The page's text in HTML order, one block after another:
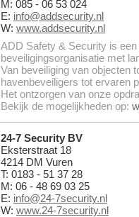
M: 085 - 06 53 024
E: info@addsecurity.nl
W: www.addsecurity.nl
ADD Safety & Security is
beveiligingsorganisatie met
Van beveiliging van objecten
havenbeveiligers tot ervaren
Het ontzorgen van onze
Bekijk de mogelijkheden op:
24-7 Security BV
Eksterstraat 18
4214 DM Vuren
T: 0183 - 51 37 28
M: 06 - 48 69 03 25
E: info@24-7security.nl
W: www.24-7security.nl